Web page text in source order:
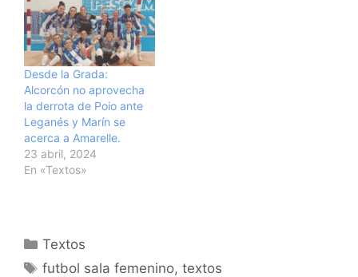
Desde la Grada:
Alcorcón no aprovecha
la derrota de Poio ante
Leganés y Marín se
acerca a Amarelle.
23 abril, 2024
En «Textos»
Categorías
Textos
Etiquetas
futbol sala femenino,textos